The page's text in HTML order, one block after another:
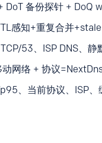
备份探针 + DoQ
感知+重复合并
53、ISP DNS、静
网络 + 协议
、当前协议、ISP、